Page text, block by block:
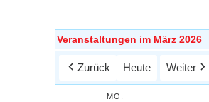
Veranstaltungen im März 2026
Zurück Heute Weiter
MO.